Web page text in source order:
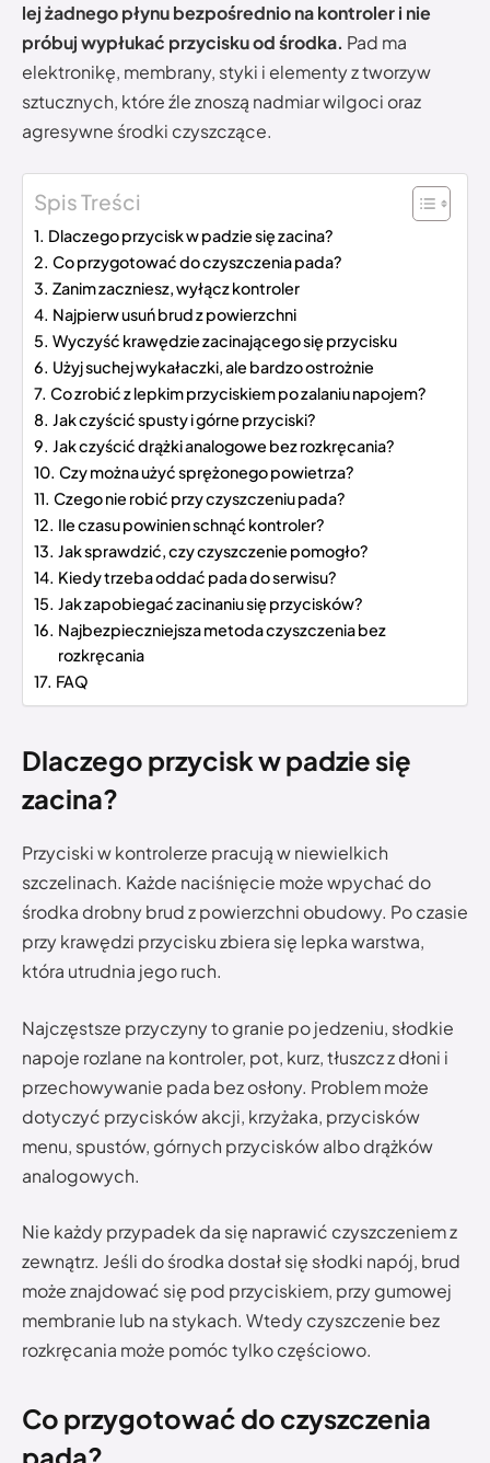
lej żadnego płynu bezpośrednio na kontroler i nie
próbuj wypłukać przycisku od środka. Pad ma
elektronikę, membrany, styki i elementy z tworzyw
sztucznych, które źle znoszą nadmiar wilgoci oraz
agresywne środki czyszczące.
Spis Treści
Dlaczego przycisk w padzie się zacina?
Co przygotować do czyszczenia pada?
Zanim zaczniesz, wyłącz kontroler
Najpierw usuń brud z powierzchni
Wyczyść krawędzie zacinającego się przycisku
Użyj suchej wykałaczki, ale bardzo ostrożnie
Co zrobić z lepkim przyciskiem po zalaniu napojem?
Jak czyścić spusty i górne przyciski?
Jak czyścić drążki analogowe bez rozkręcania?
Czy można użyć sprężonego powietrza?
Czego nie robić przy czyszczeniu pada?
Ile czasu powinien schnąć kontroler?
Jak sprawdzić, czy czyszczenie pomogło?
Kiedy trzeba oddać pada do serwisu?
Jak zapobiegać zacinaniu się przycisków?
Najbezpieczniejsza metoda czyszczenia bez
rozkręcania
FAQ
Dlaczego przycisk w padzie się
zacina?
Przyciski w kontrolerze pracują w niewielkich
szczelinach. Każde naciśnięcie może wpychać do
środka drobny brud z powierzchni obudowy. Po czasie
przy krawędzi przycisku zbiera się lepka warstwa,
która utrudnia jego ruch.
Najczęstsze przyczyny to granie po jedzeniu, słodkie
napoje rozlane na kontroler, pot, kurz, tłuszcz z dłoni i
przechowywanie pada bez osłony. Problem może
dotyczyć przycisków akcji, krzyżaka, przycisków
menu, spustów, górnych przycisków albo drążków
analogowych.
Nie każdy przypadek da się naprawić czyszczeniem z
zewnątrz. Jeśli do środka dostał się słodki napój, brud
może znajdować się pod przyciskiem, przy gumowej
membranie lub na stykach. Wtedy czyszczenie bez
rozkręcania może pomóc tylko częściowo.
Co przygotować do czyszczenia